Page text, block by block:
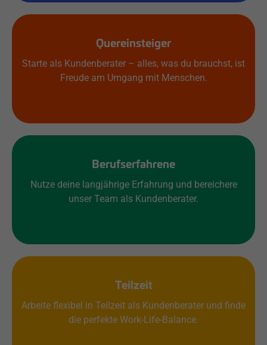
Quereinsteiger
Starte als Kundenberater – alles, was du brauchst, ist
Freude am Umgang mit Menschen.
Berufserfahrene
Nutze deine langjährige Erfahrung und bereichere
unser Team als Kundenberater.
Teilzeit
Arbeite flexibel in Teilzeit als Kundenberater und finde
die perfekte Work-Life-Balance.